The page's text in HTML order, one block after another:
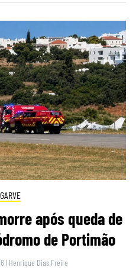
após queda de
de Portimão
| Henrique Dias Freire